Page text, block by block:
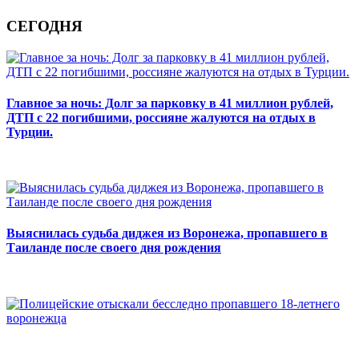
СЕГОДНЯ
Главное за ночь: Долг за парковку в 41 миллион рублей,
ДТП с 22 погибшими, россияне жалуются на отдых в
Турции.
Выяснилась судьба диджея из Воронежа, пропавшего в
Таиланде после своего дня рождения